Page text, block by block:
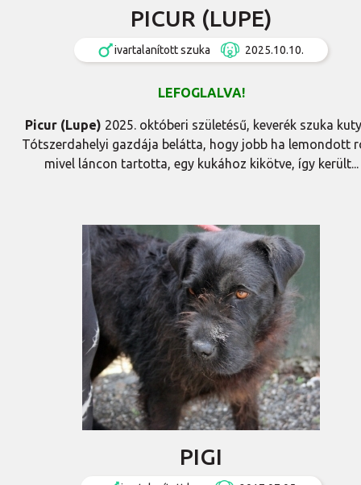
PICUR (LUPE)
ivartalanított szuka 2025.10.10.
LEFOGLALVA!
Picur (Lupe) 2025. októberi születésű, keverék szuka
Tótszerdahelyi gazdája belátta, hogy jobb ha lemondott
mivel láncon tartotta, egy kukához kikötve, így került...
PIGI